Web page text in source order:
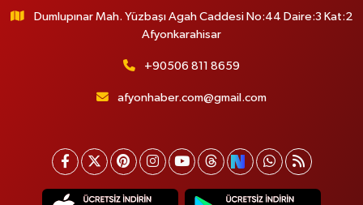
Dumlupınar Mah. Yüzbaşı Agah Caddesi No:44 Daire:3 Kat:2
Afyonkarahisar
+90506 811 8659
afyonhaber.com@gmail.com